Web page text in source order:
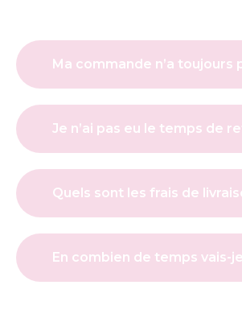
Ma commande n’a toujours
Je n’ai pas eu le temps de
Quels sont les frais de
En combien de temps vais-